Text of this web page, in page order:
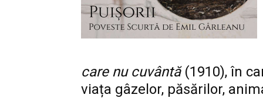
care nu cuvântă(1910), în
viața gâzelor, păsărilor,